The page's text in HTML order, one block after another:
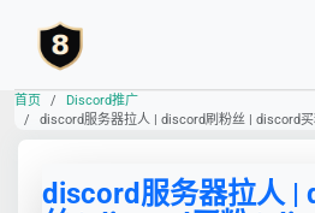
首页
Discord推广
discord服务器拉人 | discord刷粉丝 | discord
discord服务器拉人 |